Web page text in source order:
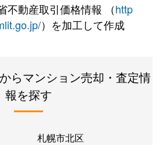
不動産取引価格情報 （http
）を加工して作成
らマンション売却・査定情
報を探す
札幌市北区